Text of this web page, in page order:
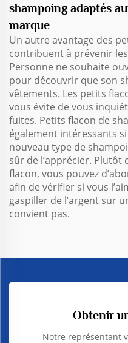
shampoing adaptés
marque
Un autre avantage des
contribuent à prévenir
Personne ne souhaite
pour découvrir que son
vêtements. Les petits
vous évite de vous
fuites. Petits flacon de
également intéressants
nouveau type de
sûr de l’apprécier. Plutôt
flacon, vous pouvez
afin de vérifier si vous
gaspiller de l’argent sur
convient pas.
Obtenir
Notre représentant